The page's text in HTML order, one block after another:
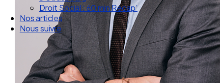
Droit Social : 60 min Recap’
Nos articles
Nous suivre